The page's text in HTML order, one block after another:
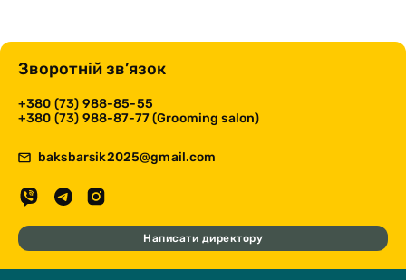
Зворотній зв’язок
+380 (73) 988-85-55
+380 (73) 988-87-77 (Grooming salon)
baksbarsik2025@gmail.com
Написати директору